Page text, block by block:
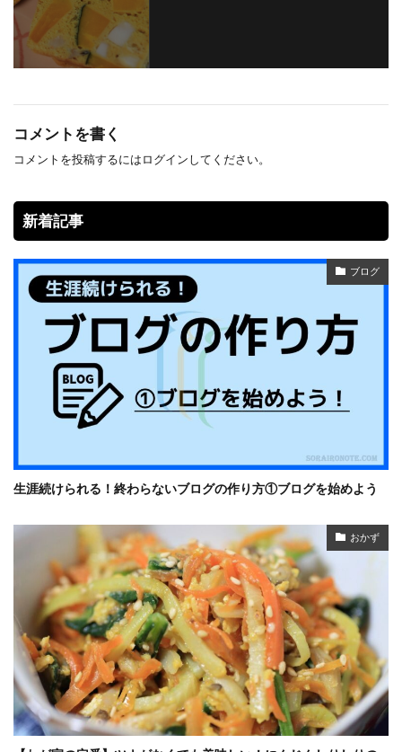
コメントを書く
コメントを投稿するにはログインしてください。
新着記事
ブログ
生涯続けられる！終わらないブログの作り方①ブログを始めよう
おかず